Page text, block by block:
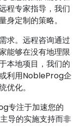
程专家指导，我们
身定制的策略。
求。远程咨询通过
能够在没有地理限
本地项目，我们的
利用NobleProg企
化。
专注于加速您的
导的实施支持而非